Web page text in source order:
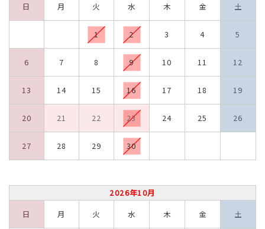
日
月 火 水 木 金 土
1 2 3 4 5
6 7 8 9 10 11 12
13 14 15 16 17 18 19
20 21 22 23 24 25 26
27 28 29 30
2026年10月
日
月 火 水 木 金 土